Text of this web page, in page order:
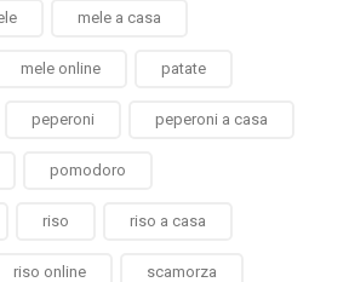
mele a casa
mele online patate
peperoni peperoni a casa
pomodoro
riso riso a casa
riso online scamorza